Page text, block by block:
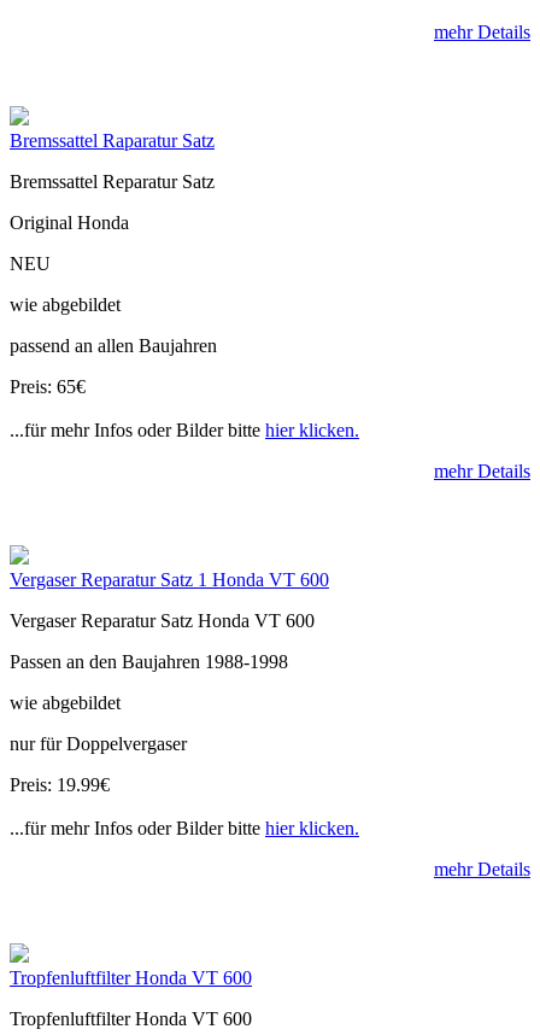
mehr Details
Bremssattel Raparatur Satz
Bremssattel Reparatur Satz
Original Honda
NEU
wie abgebildet
passend an allen Baujahren
Preis: 65€
...für mehr Infos oder Bilder bitte hier klicken.
mehr Details
Vergaser Reparatur Satz 1 Honda VT 600
Vergaser Reparatur Satz Honda VT 600
Passen an den Baujahren 1988-1998
wie abgebildet
nur für Doppelvergaser
Preis: 19.99€
...für mehr Infos oder Bilder bitte hier klicken.
mehr Details
Tropfenluftfilter Honda VT 600
Tropfenluftfilter Honda VT 600